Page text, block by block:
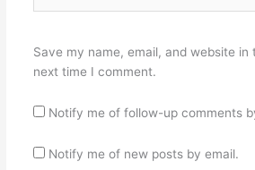
Save my name, email, and website in
next time I comment.
Notify me of follow-up comments
Notify me of new posts by email.